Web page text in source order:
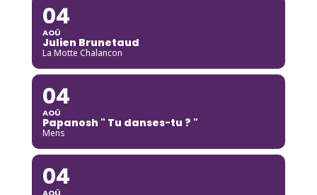
04
AOÛ
Julien Brunetaud
La Motte Chalancon
04
AOÛ
Papanosh " Tu danses-tu ? "
Mens
04